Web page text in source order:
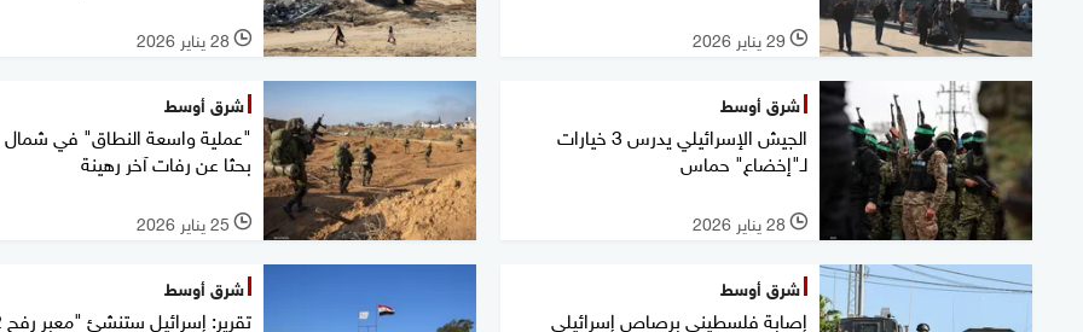
l 29 يناير 2026 l 28 يناير 2026
شرق أوسط
الجيش الإسرائيلي يدرس 3 خيارات
لـ"إخضاع" حماس
l 28 يناير 2026
شرق أوسط
"عملية واسعة النطاق" في شمال
بحثا عن رفات آخر رهينة
l 25 يناير 2026
شرق أوسط
إصابة فلسطيني برصاص إسرائيلي
شرق أوسط